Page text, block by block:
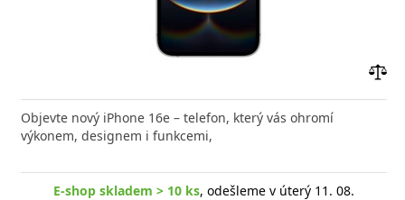
Objevte nový iPhone 16e – telefon, který vás ohromí
výkonem, designem i funkcemi,
E-shop skladem > 10 ks, odešleme v úterý 11. 08.